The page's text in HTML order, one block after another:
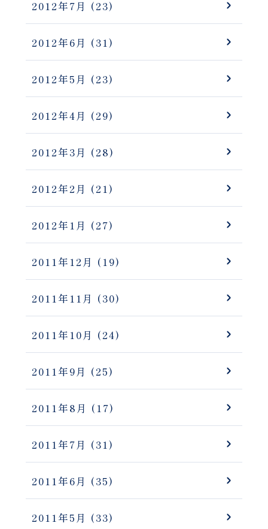
2012年7月 (23)
2012年6月 (31)
2012年5月 (23)
2012年4月 (29)
2012年3月 (28)
2012年2月 (21)
2012年1月 (27)
2011年12月 (19)
2011年11月 (30)
2011年10月 (24)
2011年9月 (25)
2011年8月 (17)
2011年7月 (31)
2011年6月 (35)
2011年5月 (33)